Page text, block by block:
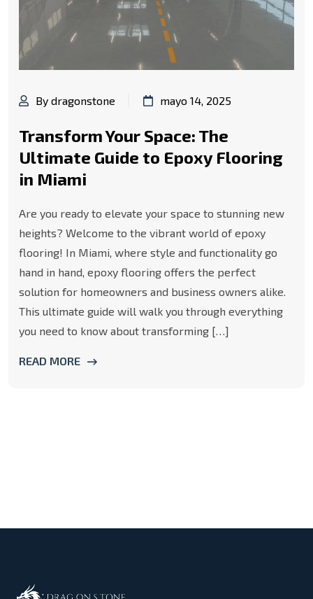
By dragonstone mayo 14, 2025
Transform Your Space: The
Ultimate Guide to Epoxy Flooring
in Miami
Are you ready to elevate your space to stunning new
heights? Welcome to the vibrant world of epoxy
flooring! In Miami, where style and functionality go
hand in hand, epoxy flooring offers the perfect
solution for homeowners and business owners alike.
This ultimate guide will walk you through everything
you need to know about transforming […]
READ MORE